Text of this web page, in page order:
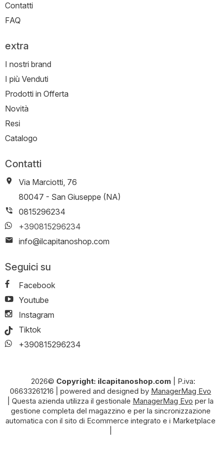
Contatti
FAQ
extra
I nostri brand
I più Venduti
Prodotti in Offerta
Novità
Resi
Catalogo
Contatti
Via Marciotti, 76
-
80047 - San Giuseppe (NA)
0815296234
+390815296234
info@ilcapitanoshop.com
Seguici su
Facebook
Youtube
Instagram
Tiktok
+390815296234
2026© Copyright: ilcapitanoshop.com
P.iva:
06633261216
powered and designed by ManagerMag Evo
| Questa azienda utilizza il gestionale ManagerMag Evo per la
gestione completa del magazzino e per la sincronizzazione
automatica con il sito di Ecommerce integrato e i Marketplace